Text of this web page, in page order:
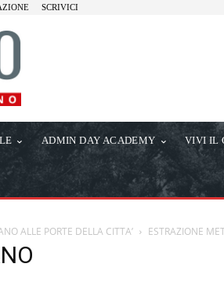
SCRIVICI
ADMIN DAY ACADEMY VIVI IL
ALLE PORTE DELLA CITTA’ ESTRAZIONE